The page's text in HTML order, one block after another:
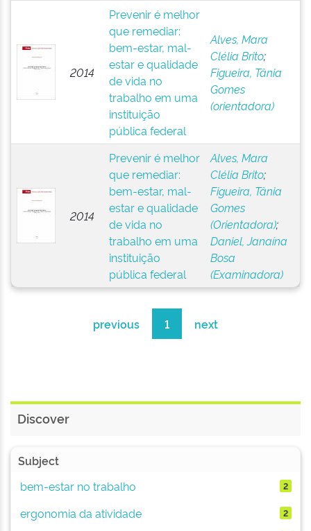
2014
Prevenir é melhor
que remediar:
bem-estar, mal-
estar e qualidade
de vida no
trabalho em uma
instituição
pública federal
Alves, Mara
Clélia Brito;
Figueira, Tânia
Gomes
(orientadora)
2014
Prevenir é melhor
que remediar:
bem-estar, mal-
estar e qualidade
de vida no
trabalho em uma
instituição
pública federal
Alves, Mara
Clélia Brito;
Figueira, Tânia
Gomes
(Orientadora);
Daniel, Janaína
Bosa
(Examinadora)
previous 1 next
Discover
Subject
bem-estar no trabalho
2
ergonomia da atividade 2